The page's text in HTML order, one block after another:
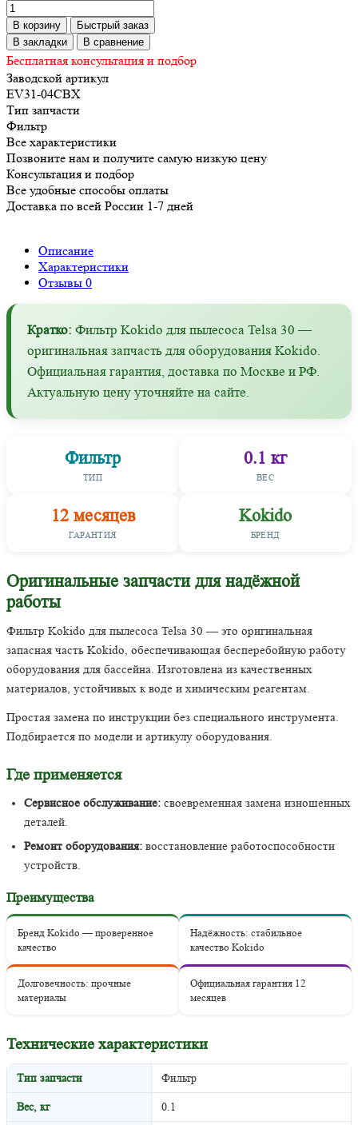
В корзину
Быстрый заказ
В закладки
В сравнение
Бесплатная консультация и подбор
Заводской артикул
EV31-04CBX
Тип запчасти
Фильтр
Все характеристики
Позвоните нам и получите самую низкую цену
Консультация и подбор
Все удобные способы оплаты
Доставка по всей России 1-7 дней
Описание
Характеристики
Отзывы 0
Кратко: Фильтр Kokido для пылесоса Telsa 30 —
оригинальная запчасть для оборудования Kokido.
Официальная гарантия, доставка по Москве и РФ.
Актуальную цену уточняйте на сайте.
Фильтр
ТИП
0.1 кг
ВЕС
12 месяцев
ГАРАНТИЯ
Kokido
БРЕНД
Оригинальные запчасти для надёжной
работы
Фильтр Kokido для пылесоса Telsa 30 — это оригинальная
запасная часть Kokido, обеспечивающая бесперебойную работу
оборудования для бассейна. Изготовлена из качественных
материалов, устойчивых к воде и химическим реагентам.
Простая замена по инструкции без специального инструмента.
Подбирается по модели и артикулу оборудования.
Где применяется
Сервисное обслуживание: своевременная замена изношенных
деталей.
Ремонт оборудования: восстановление работоспособности
устройств.
Преимущества
Бренд Kokido — проверенное
качество
Надёжность: стабильное
качество Kokido
Долговечность: прочные
материалы
Официальная гарантия 12
месяцев
Технические характеристики
Тип запчасти Фильтр
Вес, кг 0.1